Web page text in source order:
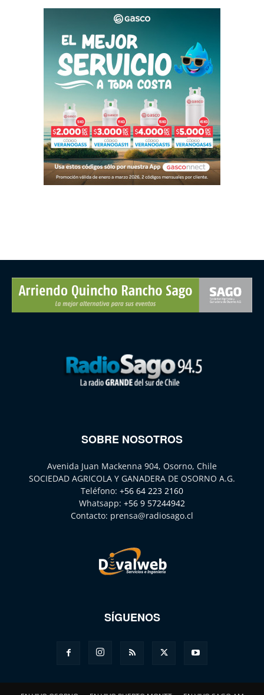
SOBRE NOSOTROS
Avenida Juan Mackenna 904, Osorno, Chile
SOCIEDAD AGRICOLA Y GANADERA DE OSORNO A.G.
Teléfono: +56 64 223 2160
Whatsapp: +56 9 57244942
Contacto: prensa@radiosago.cl
SÍGUENOS